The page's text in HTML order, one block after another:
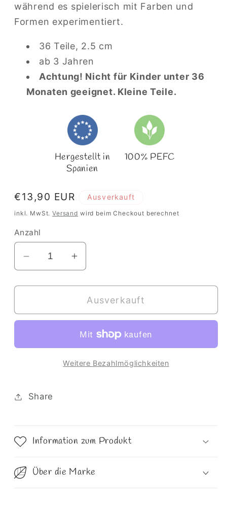
während es spielerisch mit Farben und
Formen experimentiert.
36 Teile, 2.5 cm
ab 3 Jahren
Achtung! Nicht für Kinder unter 36
Monaten geeignet. Kleine Teile.
Hergestellt in
Spanien
100% PEFC
Normaler
Preis
€13,90 EUR Ausverkauft
inkl. MwSt.Versand wird beim Checkout berechnet
Anzahl
Verringere
Menge
Mandala
Erhöhe
Menge
Mandala
Honeycomb
Ausverkauft
Weitere Bezahlmöglichkeiten
Share
Information zum Produkt
Über die Marke